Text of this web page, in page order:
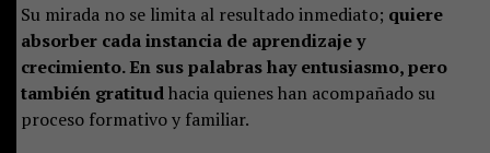
Su mirada no se limita al resultado inmediato; quiere
absorber cada instancia de aprendizaje y
crecimiento. En sus palabras hay entusiasmo, pero
también gratitudhacia quienes han acompañado su
proceso formativo y familiar.